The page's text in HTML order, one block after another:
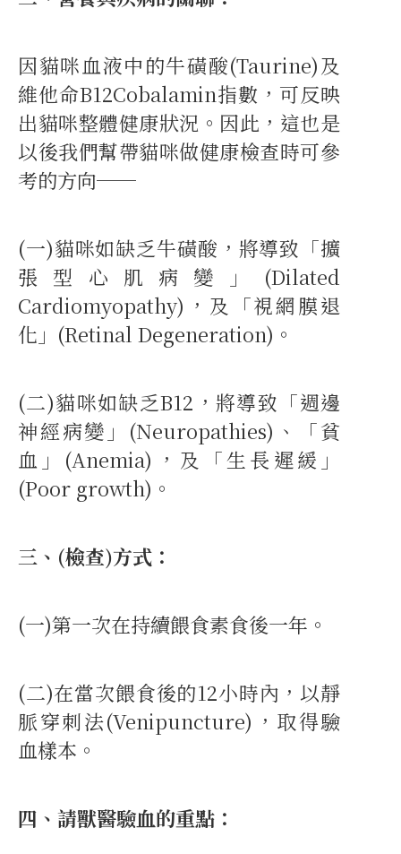
因貓咪血液中的牛磺酸(Taurine)及
維他命B12Cobalamin指數，可反映
出貓咪整體健康狀況。因此，這也是
以後我們幫帶貓咪做健康檢查時可參
考的方向──
(一)貓咪如缺乏牛磺酸，將導致「擴
張型心肌病變」(Dilated
Cardiomyopathy)，及「視網膜退
化」(Retinal Degeneration)。
(二)貓咪如缺乏B12，將導致「週邊
神經病變」(Neuropathies)、「貧
血」(Anemia)，及「生長遲緩」
(Poor growth)。
三、(檢查)方式：
(一)第一次在持續餵食素食後一年。
(二)在當次餵食後的12小時內，以靜
脈穿刺法(Venipuncture)，取得驗
血樣本。
四、請獸醫驗血的重點：